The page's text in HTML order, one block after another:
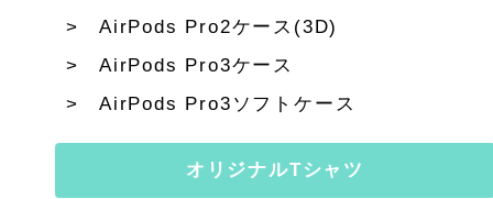
AirPods Pro2ケース(3D)
AirPods Pro3ケース
AirPods Pro3ソフトケース
オリジナルTシャツ